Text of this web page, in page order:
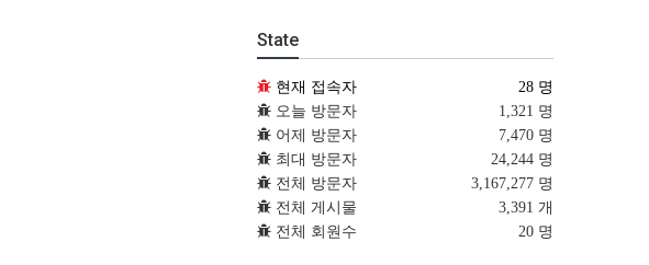
State
현재 접속자
28 명
오늘 방문자
1,321 명
어제 방문자
7,470 명
최대 방문자
24,244 명
전체 방문자
3,167,277 명
전체 게시물
3,391 개
전체 회원수
20 명